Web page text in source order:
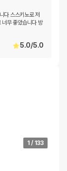
다 스스키노로 저
너무 좋았습니다 방
5.0/5.0
1 / 133